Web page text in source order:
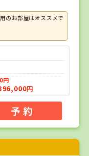
のお部屋はオススメで
円
円
予 約